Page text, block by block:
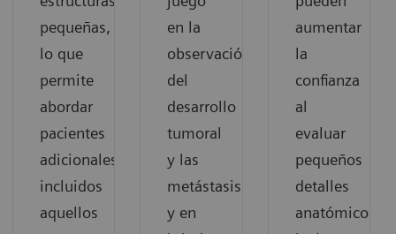
pequeñas,
lo que
permite
abordar
pacientes
adicionales,
incluidos
aquellos
en la
observación
del
desarrollo
tumoral
y las
metástasis,
y en
aumentar
la
confianza
al
evaluar
pequeños
detalles
anatómicos,